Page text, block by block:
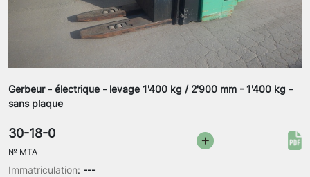
Gerbeur - électrique - levage 1'400 kg / 2'900 mm - 1'400 kg -
sans plaque
Immatriculation: ---
30-18-0
№ MTA